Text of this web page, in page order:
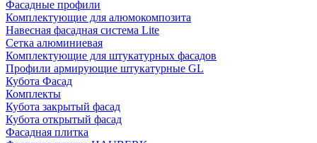
Фасадные профили
Комплектующие для алюмокомпозита
Навесная фасадная система Lite
Сетка алюминиевая
Комплектующие для штукатурных фасадов
Профили армирующие штукатурные GL
Кубота Фасад
Комплекты
Кубота закрытый фасад
Кубота открытый фасад
Фасадная плитка